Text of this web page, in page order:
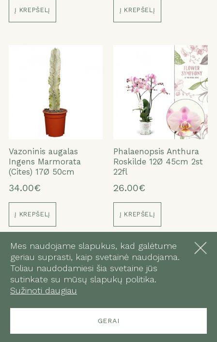
Į KREPŠELĮ Į KREPŠELĮ
Vazoninis augalas
Ingens Marmorata
(Cites) 17Ø 50cm
34.00€
Į KREPŠELĮ
Phalaenopsis Anthura
Roskilde 12Ø 45cm 2st
22fl
26.00€
Į KREPŠELĮ
Mes naudojame slapukus, kad galėtume
geriau suprasti, kaip svetainė naudojama.
Toliau naudodamiesi šia svetaine jūs
sutinkate su mūsų slapukų politika.
Sužinoti daugiau
GERAI